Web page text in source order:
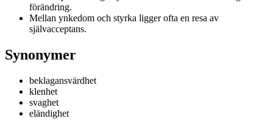
förändring.
Mellan ynkedom och styrka ligger ofta en resa av
självacceptans.
Synonymer
beklagansvärdhet
klenhet
svaghet
eländighet